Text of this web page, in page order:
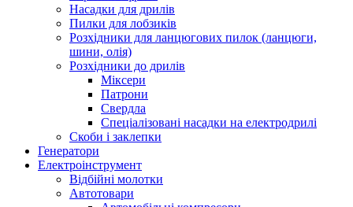
Насадки для дрилів
Пилки для лобзиків
Розхідники для ланцюгових пилок (ланцюги,
шини, олія)
Розхідники до дрилів
Міксери
Патрони
Свердла
Спеціалізовані насадки на електродрилі
Скоби і заклепки
Генератори
Електроінструмент
Bідбійні молотки
Автотовари